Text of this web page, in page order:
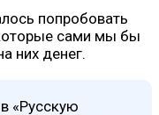
попробовать
сами мы бы
них денег.
«Русскую